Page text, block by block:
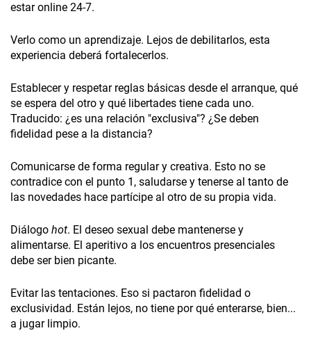
estar online 24-7.
Verlo como un aprendizaje. Lejos de debilitarlos, esta
experiencia deberá fortalecerlos.
Establecer y respetar reglas básicas desde el arranque, qué
se espera del otro y qué libertades tiene cada uno.
Traducido: ¿es una relación "exclusiva"? ¿Se deben
fidelidad pese a la distancia?
Comunicarse de forma regular y creativa. Esto no se
contradice con el punto 1, saludarse y tenerse al tanto de
las novedades hace partícipe al otro de su propia vida.
Diálogo hot. El deseo sexual debe mantenerse y
alimentarse. El aperitivo a los encuentros presenciales
debe ser bien picante.
Evitar las tentaciones. Eso si pactaron fidelidad o
exclusividad. Están lejos, no tiene por qué enterarse, bien...
a jugar limpio.